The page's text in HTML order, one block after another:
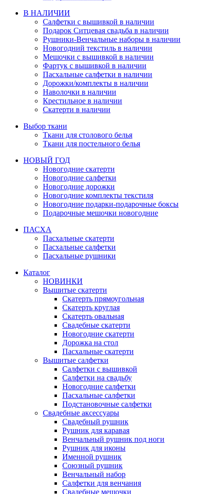
В НАЛИЧИИ
Салфетки с вышивкой в наличии
Подарок Ситцевая свадьба в наличии
Рушники-Венчальные наборы в наличии
Новогодний текстиль в наличии
Мешочки с вышивкой в наличии
Фартук с вышивкой в наличии
Пасхальные салфетки в наличии
Дорожки/комплекты в наличии
Наволочки в наличии
Крестильное в наличии
Скатерти в наличии
Выбор ткани
Ткани для столового белья
Ткани для постельного белья
НОВЫЙ ГОД
Новогодние скатерти
Новогодние салфетки
Новогодние дорожки
Новогодние комплекты текстиля
Новогодние подарки-подарочные боксы
Подарочные мешочки новогодние
ПАСХА
Пасхальные скатерти
Пасхальные салфетки
Пасхальные рушники
Каталог
НОВИНКИ
Вышитые скатерти
Скатерть прямоугольная
Скатерть круглая
Скатерть овальная
Свадебные скатерти
Новогодние скатерти
Дорожка на стол
Пасхальные скатерти
Вышитые салфетки
Салфетки с вышивкой
Салфетки на свадьбу
Новогодние салфетки
Пасхальные салфетки
Подстановочные салфетки
Свадебные аксессуары
Свадебный рушник
Рушник для каравая
Венчальный рушник под ноги
Рушник для иконы
Именной рушник
Союзный рушник
Венчальный набор
Салфетки для венчания
Свадебные мешочки